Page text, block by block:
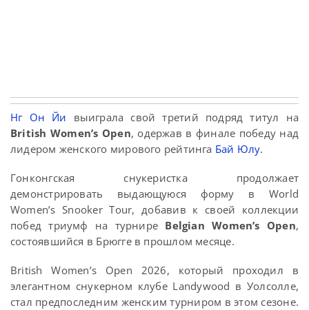
Нг Он Йи выиграла свой третий подряд титул на
British Women’s Open, одержав в финале победу над
лидером женского мирового рейтинга Бай Юлу.
Гонконгская снукеристка продолжает
демонстрировать выдающуюся форму в World
Women’s Snooker Tour, добавив к своей коллекции
побед триумф на турнире Belgian Women’s Open,
состоявшийся в Брюгге в прошлом месяце.
British Women’s Open 2026, который проходил в
элегантном снукерном клубе Landywood в Уолсолле,
стал предпоследним женским турниром в этом сезоне.